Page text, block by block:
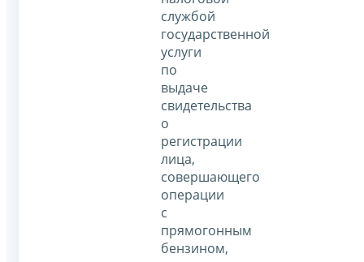
службой
государственной
услуги
по
выдаче
свидетельства
о
регистрации
лица,
совершающего
операции
с
прямогонным
бензином,